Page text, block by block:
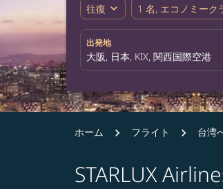
往復 expand_more 1 名, エコノミーク
出発地
ホーム フライト 台湾
STARLUX